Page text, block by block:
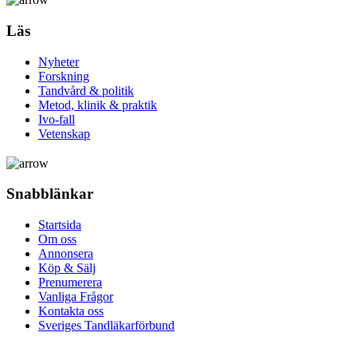
Läs
Nyheter
Forskning
Tandvård & politik
Metod, klinik & praktik
Ivo-fall
Vetenskap
Snabblänkar
Startsida
Om oss
Annonsera
Köp & Sälj
Prenumerera
Vanliga Frågor
Kontakta oss
Sveriges Tandläkarförbund